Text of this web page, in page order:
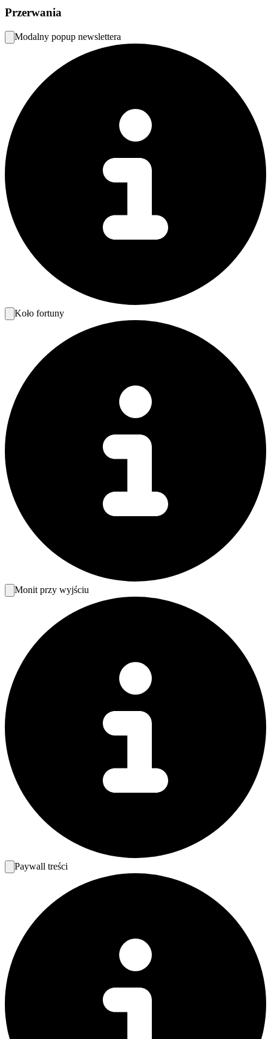
Przerwania
Modalny popup newslettera
Koło fortuny
Monit przy wyjściu
Paywall treści